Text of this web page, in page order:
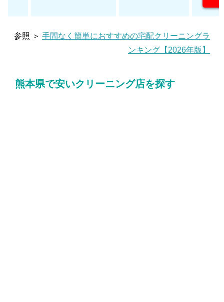
参照 ＞ 手間なく簡単におすすめの宅配クリーニングラ
ンキング【2026年版】
熊本県で安いクリーニング店を探す